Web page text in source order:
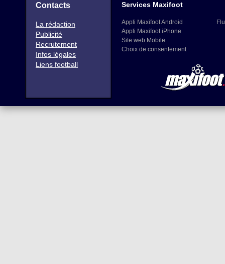
Contacts
La rédaction
Publicité
Recrutement
Infos légales
Liens football
Services Maxifoot
Appli Maxifoot Android
Appli Maxifoot iPhone
Site web Mobile
Choix de consentement